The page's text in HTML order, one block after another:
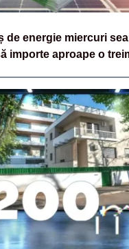
de energie miercuri
importe aproape o